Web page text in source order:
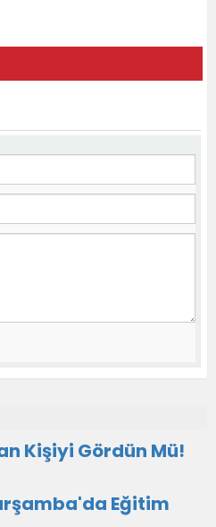
Kişiyi Gördün Mü!
Eğitim